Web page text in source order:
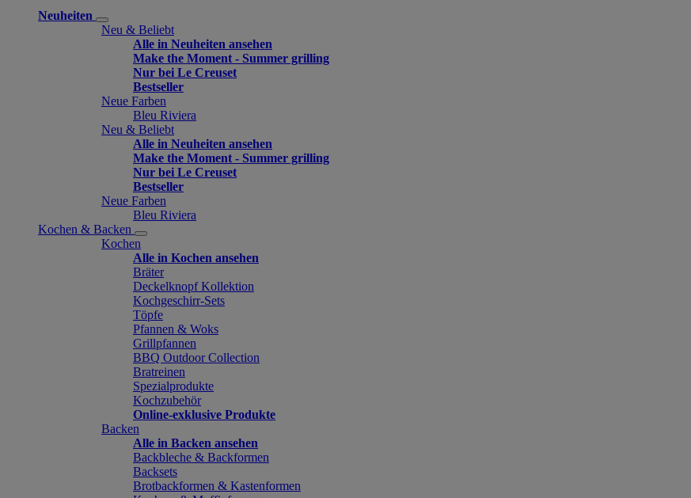
Neuheiten
Neu & Beliebt
Alle in Neuheiten ansehen
Make the Moment - Summer grilling
Nur bei Le Creuset
Bestseller
Neue Farben
Bleu Riviera
Neu & Beliebt
Alle in Neuheiten ansehen
Make the Moment - Summer grilling
Nur bei Le Creuset
Bestseller
Neue Farben
Bleu Riviera
Kochen & Backen
Kochen
Alle in Kochen ansehen
Bräter
Deckelknopf Kollektion
Kochgeschirr-Sets
Töpfe
Pfannen & Woks
Grillpfannen
BBQ Outdoor Collection
Bratreinen
Spezialprodukte
Kochzubehör
Online-exklusive Produkte
Backen
Alle in Backen ansehen
Backbleche & Backformen
Backsets
Brotbackformen & Kastenformen